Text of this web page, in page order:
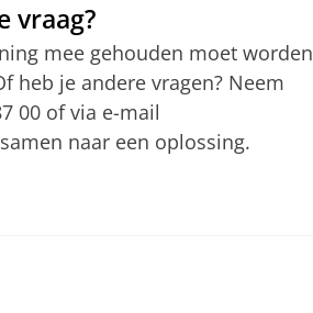
vraag?
mee gehouden moet worden
heb je andere vragen? Neem
00 of via e-mail
naar een oplossing.